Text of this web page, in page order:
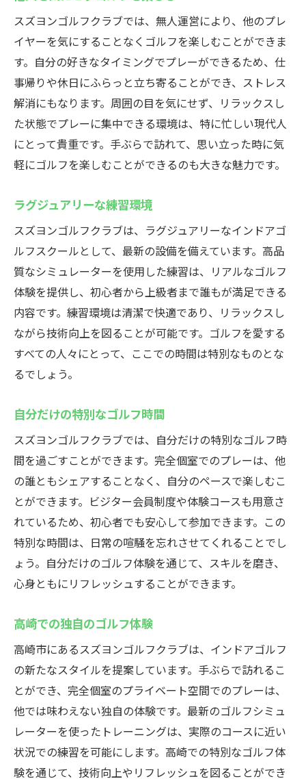
スズヨンゴルフクラブでは、無人運営により、他のプレ
イヤーを気にすることなくゴルフを楽しむことができま
す。自分の好きなタイミングでプレーができるため、仕
事帰りや休日にふらっと立ち寄ることができ、ストレス
解消にもなります。周囲の目を気にせず、リラックスし
た状態でプレーに集中できる環境は、特に忙しい現代人
にとって貴重です。手ぶらで訪れて、思い立った時に気
軽にゴルフを楽しむことができるのも大きな魅力です。
ラグジュアリーな練習環境
スズヨンゴルフクラブは、ラグジュアリーなインドアゴ
ルフスクールとして、最新の設備を備えています。高品
質なシミュレーターを使用した練習は、リアルなゴルフ
体験を提供し、初心者から上級者まで誰もが満足できる
内容です。練習環境は清潔で快適であり、リラックスし
ながら技術向上を図ることが可能です。ゴルフを愛する
すべての人々にとって、ここでの時間は特別なものとな
るでしょう。
自分だけの特別なゴルフ時間
スズヨンゴルフクラブでは、自分だけの特別なゴルフ時
間を過ごすことができます。完全個室でのプレーは、他
の誰ともシェアすることなく、自分のペースで楽しむこ
とができます。ビジター会員制度や体験コースも用意さ
れているため、初心者でも安心して参加できます。この
特別な時間は、日常の喧騒を忘れさせてくれることでし
ょう。自分だけのゴルフ体験を通じて、スキルを磨き、
心身ともにリフレッシュすることができます。
高崎での独自のゴルフ体験
高崎市にあるスズヨンゴルフクラブは、インドアゴルフ
の新たなスタイルを提案しています。手ぶらで訪れるこ
とができ、完全個室のプライベート空間でのプレーは、
他では味わえない独自の体験です。最新のゴルフシミュ
レーターを使ったトレーニングは、実際のコースに近い
状況での練習を可能にします。高崎での特別なゴルフ体
験を通じて、技術向上やリフレッシュを図ることができ